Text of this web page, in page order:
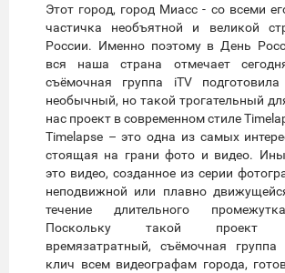
Этот город, город Миасс - со всеми
частичка необъятной и великой
России. Именно поэтому в День
вся наша страна отмечает
съёмочная группа iTV подготовила
необычный, но такой трогательный
нас проект в современном стиле
Timelapse – это одна из самых
стоящая на грани фото и видео.
это видео, созданное из серии
неподвижной или плавно
течение длительного
Поскольку такой проект
времязатратный, съёмочная группа
клич всем видеографам города,